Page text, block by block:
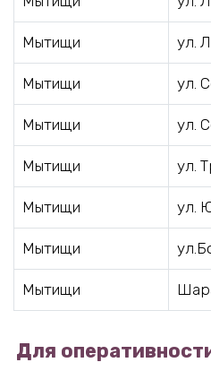
Мытищи ул.
Мытищи ул.
Мытищи ул.
Мытищи ул.
Мытищи ул.
Мытищи
Мытищи
Для